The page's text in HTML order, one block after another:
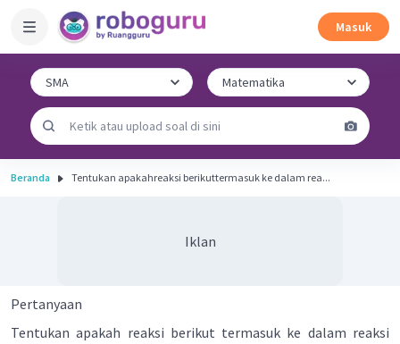
Masuk
Beranda Tentukan apakahreaksi berikuttermasuk ke dalam rea...
Iklan
Pertanyaan
Tentukan apakah reaksi berikut termasuk ke dalam reaksi